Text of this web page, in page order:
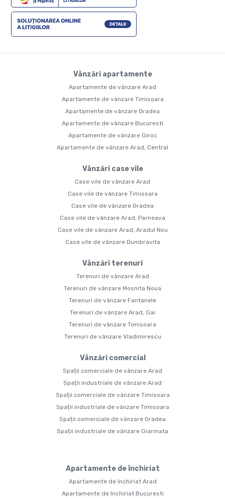
Vânzări apartamente
Apartamente de vânzare Arad
Apartamente de vânzare Timisoara
Apartamente de vânzare Oradea
Apartamente de vânzare Bucuresti
Apartamente de vânzare Giroc
Apartamente de vânzare Arad, Central
Vânzări case vile
Case vile de vânzare Arad
Case vile de vânzare Timisoara
Case vile de vânzare Oradea
Case vile de vânzare Arad, Parneava
Case vile de vânzare Arad, Aradul Nou
Case vile de vânzare Dumbravita
Vânzări terenuri
Terenuri de vânzare Arad
Terenuri de vânzare Mosnita Noua
Terenuri de vânzare Fantanele
Terenuri de vânzare Arad, Gai
Terenuri de vânzare Timisoara
Terenuri de vânzare Vladimirescu
Vânzări comercial
Spații comerciale de vânzare Arad
Spații industriale de vânzare Arad
Spații comerciale de vânzare Timisoara
Spații industriale de vânzare Timisoara
Spații comerciale de vânzare Oradea
Spații industriale de vânzare Giarmata
Apartamente de închiriat
Apartamente de închiriat Arad
Apartamente de închiriat Bucuresti